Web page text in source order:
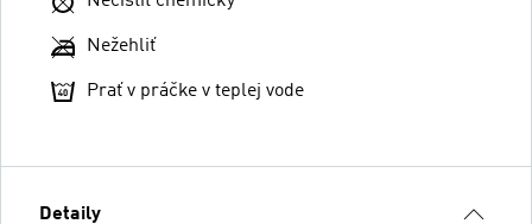
Nežehliť
Prať v práčke v teplej vode
Detaily